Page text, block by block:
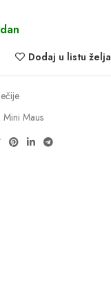
Dodaj u listu želja
Mini Maus